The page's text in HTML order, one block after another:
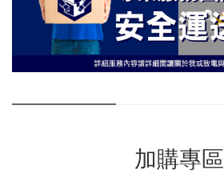
加購專區